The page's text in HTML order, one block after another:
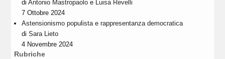
diAntonio Mastropaolo e Luisa Revelli
7 Ottobre 2024
Astensionismo populista e rappresentanza democratica
diSara Lieto
4 Novembre 2024
Rubriche